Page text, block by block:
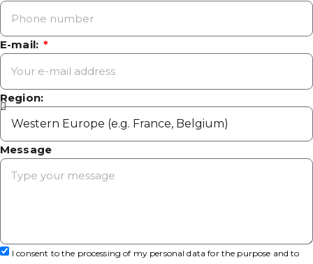
E-mail:
Region:
Message
I consent to the processing of my personal data for the purpose and to